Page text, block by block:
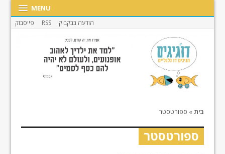
MENU
הודעה בבקבוק RSS פייסבוק
בית» ספורטסטר
ספורטסטר